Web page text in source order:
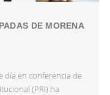
DE MORENA
día en conferencia de
(PRI) ha